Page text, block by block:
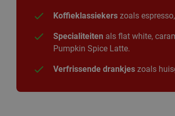
Koffieklassiekers zoals
Specialiteiten als flat white,
Pumpkin Spice Latte.
Verfrissende drankjes zoals